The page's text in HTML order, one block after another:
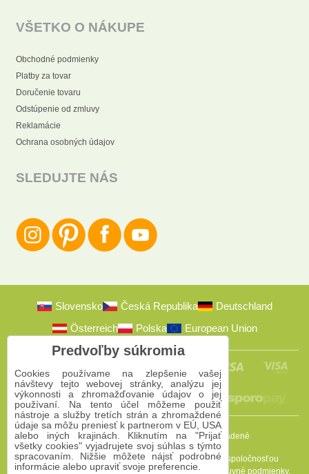
VŠETKO O NÁKUPE
Obchodné podmienky
Platby za tovar
Doručenie tovaru
Odstúpenie od zmluvy
Reklamácie
Ochrana osobných údajov
SLEDUJTE NÁS
Slovensko Česká Republika
Deutschland
Österreich
Polska European Union
2009-2026 © Bomba s.r.o.Všetky práva vyhradené
Táto stránka je chránená programom reCAPTCHA a spoločnosťou
Google. PlatiaPravidlá ochrany osobných údajov Zmluvné podmienky.
Predvoľby súkromia
Cookies používame na zlepšenie vašej
návštevy tejto webovej stránky, analýzu jej
výkonnosti a zhromažďovanie údajov o jej
používaní. Na tento účel môžeme použiť
nástroje a služby tretích strán a zhromaždené
údaje sa môžu preniesť k partnerom v EÚ, USA
alebo iných krajinách. Kliknutím na "Prijať
všetky cookies" vyjadrujete svoj súhlas s týmto
spracovaním. Nižšie môžete nájsť podrobné
informácie alebo upraviť svoje preferencie.